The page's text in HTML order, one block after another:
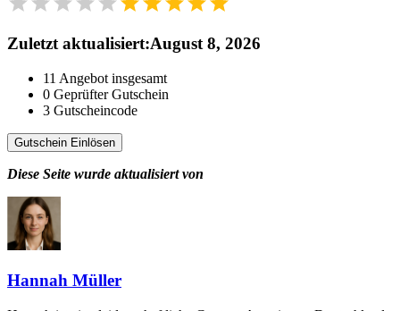
Zuletzt aktualisiert:August 8, 2026
11 Angebot insgesamt
0 Geprüfter Gutschein
3 Gutscheincode
Gutschein Einlösen
Diese Seite wurde aktualisiert von
Hannah Müller